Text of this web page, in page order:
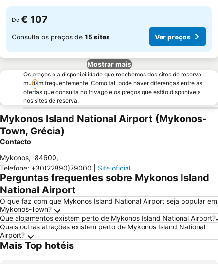
De € 107
Consulte os preços de 15 sites Ver preços
Mostrar mais
Os preços e a disponibilidade que recebemos dos sites de reserva
mudam frequentemente. Como tal, pode haver diferenças entre as
ofertas que consulta no trivago e os preços que estão disponíveis
nos sites de reserva.
Mykonos Island National Airport (Mykonos-
Town, Grécia)
Contacto
Mykonos, 84600,
Telefone: +30(22890)79000 Site oficial
Perguntas frequentes sobre Mykonos Island
National Airport
O que faz com que Mykonos Island National Airport seja popular em
Mykonos-Town?
Que alojamentos existem perto de Mykonos Island National Airport?
Quais outras atrações existem perto de Mykonos Island National
Airport?
Mais Top hotéis